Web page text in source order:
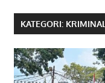
KATEGORI: KRIMINAL